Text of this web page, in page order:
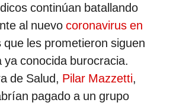
continúan batallando
al nuevo coronavirus en
que les prometieron siguen
conocida burocracia.
de Salud, Pilar Mazzetti,
pagado a un grupo